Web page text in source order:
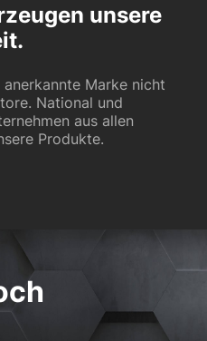
unsere
Marke nicht
National und
aus allen
Produkte.